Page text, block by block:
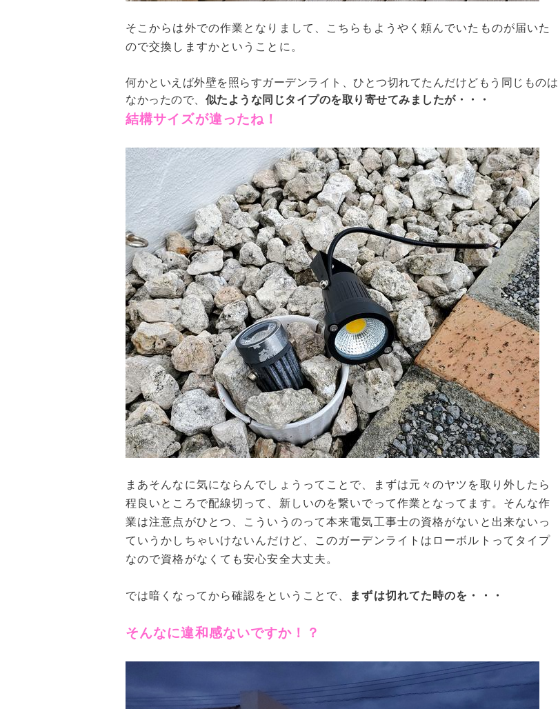
そこからは外での作業となりまして、こちらもようやく頼んでいたものが届いた
ので交換しますかということに。
何かといえば外壁を照らすガーデンライト、ひとつ切れてたんだけどもう同じものは
なかったので、 似たような同じタイプのを取り寄せてみましたが・・・
結構サイズが違ったね！
まあそんなに気にならんでしょうってことで、まずは元々のヤツを取り外したら
程良いところで配線切って、新しいのを繋いでって作業となってます。そんな作
業は注意点がひとつ、こういうのって本来電気工事士の資格がないと出来ないっ
ていうかしちゃいけないんだけど、このガーデンライトはローボルトってタイプ
なので資格がなくても安心安全大丈夫。
では暗くなってから確認をということで、 まずは切れてた時のを・・・
そんなに違和感ないですか！？